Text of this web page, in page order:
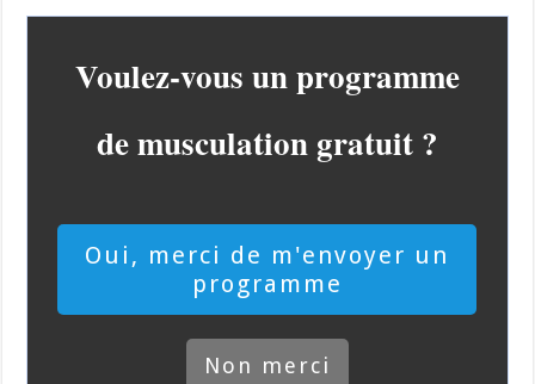
V​oulez-vous un programme
de musculation gratuit ?
​Oui, merci de m'envoyer un
programme
​Non merci